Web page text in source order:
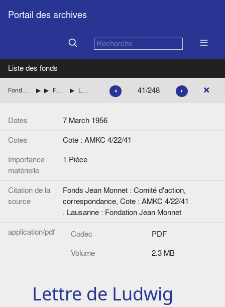
Portail des archives
Liste des fonds
Fonds Jean Monnet : Comité d'action, correspondance ITALIE
FANFANI Amintore (Démocratie chrétienne italienne) Lettre de Ludwig Rosenberg (Président de la Commission administrative du Comité d'Action) à A. Fanfani. 41/248
Dates
7 March 1956
Cotes
Cote : AMKC 4/22/41
Importance
matérielle
1 Pièce
Citation de la
source
Fonds Jean Monnet : Comité d'action,
correspondance, Cote : AMKC 4/22/41
. Lausanne : Fondation Jean Monnet
application/pdf
Codec
PDF
Volume
2.3 MB
Lettre de Ludwig